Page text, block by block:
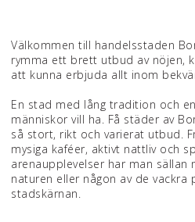
Välkommen till handelsstaden
rymma ett brett utbud av nöjen,
att kunna erbjuda allt inom
En stad med lång tradition och
människor vill ha. Få städer av
så stort, rikt och varierat utbud.
mysiga kaféer, aktivt nattliv och
arenaupplevelser har man sällan
naturen eller någon av de
stadskärnan.